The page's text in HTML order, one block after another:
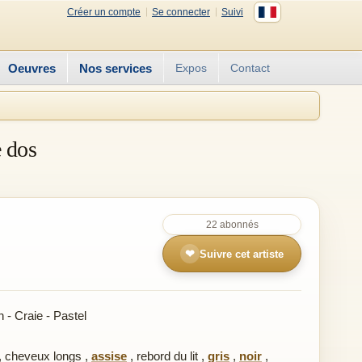
Créer un compte Se connecter Suivi
Oeuvres Nos services Expos Contact
dos
22 abonnés
❤ Suivre cet artiste
Craie - Pastel
cheveux longs , assise , rebord du lit , gris , noir ,